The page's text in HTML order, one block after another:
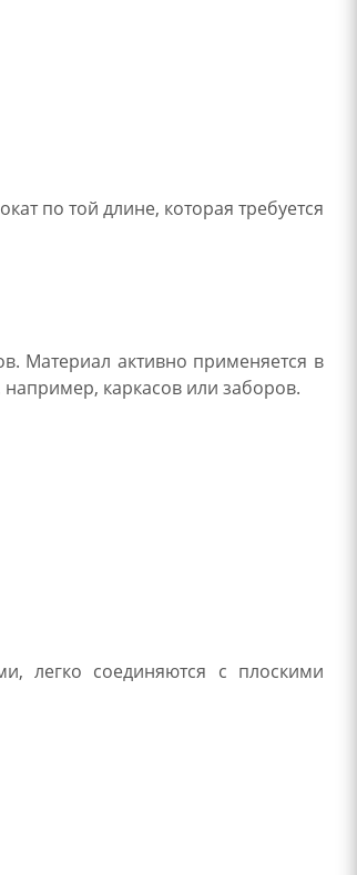
по той длине, которая требуется
Материал активно применяется в
каркасов или заборов.
легко соединяются с плоскими